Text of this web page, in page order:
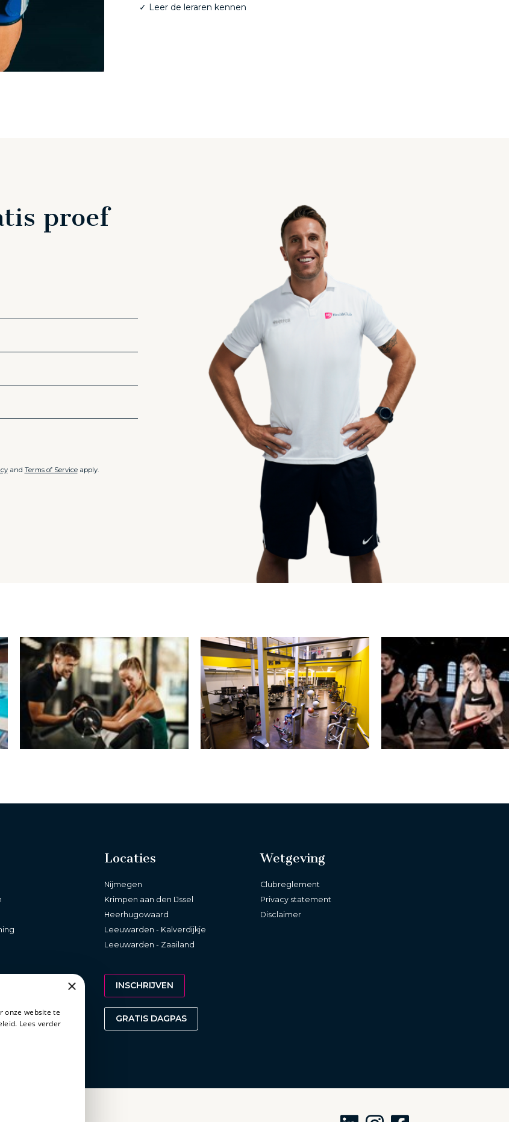
✓ Leer de leraren kennen
proef
and Terms of Serviceapply.
Locaties
Nijmegen
Krimpen aan den IJssel
Heerhugowaard
Leeuwarden - Kalverdijkje
Leeuwarden - Zaailand
INSCHRIJVEN
GRATIS DAGPAS
Wetgeving
Clubreglement
Privacy statement
Disclaimer
×
onze website te
Lees verder